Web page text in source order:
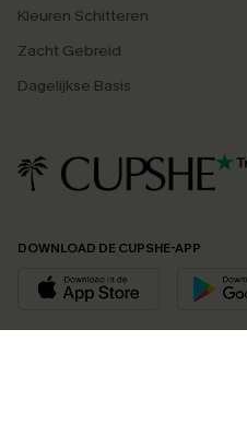
Kleuren Schitteren
Zacht Gebreid
Dagelijkse Basis
DOWNLOAD DE CUPSHE-APP